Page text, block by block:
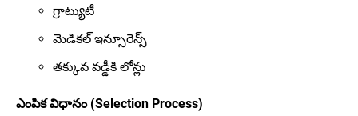
గ్రాట్యుటీ
మెడికల్ ఇన్సూరెన్స్
తక్కువ వడ్డీకి లోన్లు
ఎంపిక విధానం (Selection Process)